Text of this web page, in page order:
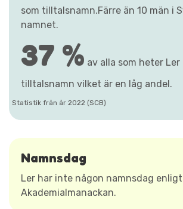
som tilltalsnamn.Färre än 10 män i
namnet.
37 % av alla som heter
tilltalsnamn vilket är en låg andel.
Statistik från år 2022 (SCB)
Namnsdag
Ler har inte någon namnsdag enligt
Akademialmanackan.